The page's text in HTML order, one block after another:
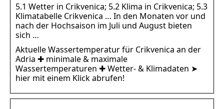
5.1 Wetter in Crikvenica; 5.2 Klima in Crikvenica; 5.3
Klimatabelle Crikvenica … In den Monaten vor und
nach der Hochsaison im Juli und August bieten
sich …
Aktuelle Wassertemperatur für Crikvenica an der
Adria ✚ minimale & maximale
Wassertemperaturen ✚ Wetter- & Klimadaten ➤
hier mit einem Klick abrufen!